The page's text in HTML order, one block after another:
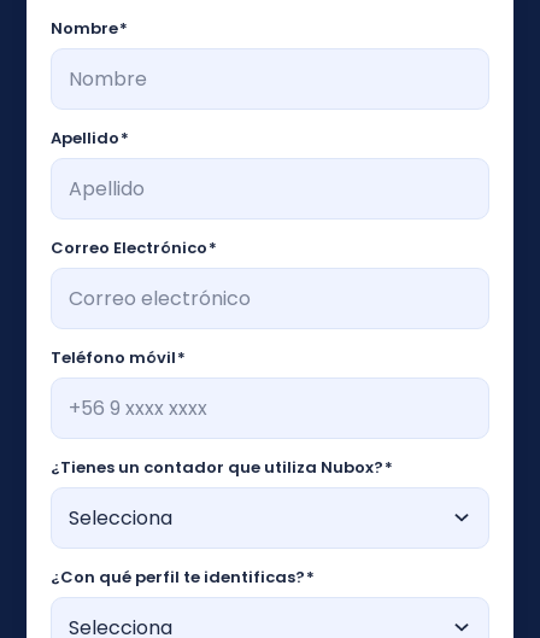
Nombre*
Apellido*
Correo Electrónico*
Teléfono móvil*
¿Tienes un contador que utiliza Nubox?*
¿Con qué perfil te identificas?*